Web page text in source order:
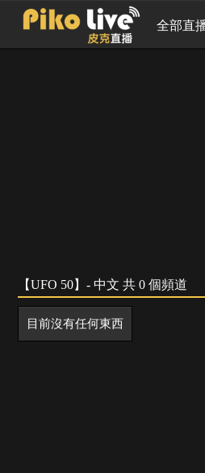
全部直
【UFO 50】- 中文 共 0 個頻道
目前沒有任何東西